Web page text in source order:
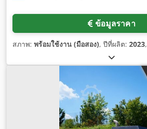
ข้อมูลราคา
สภาพ: พร้อมใช้งาน (มือสอง), ปีที่ผลิต: 2023,